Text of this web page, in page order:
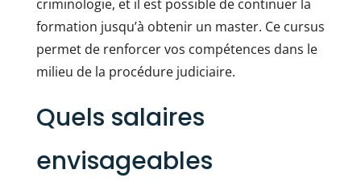
criminologie, et il est possible de continuer la
formation jusqu’à obtenir un master. Ce cursus
permet de renforcer vos compétences dans le
milieu de la procédure judiciaire.
Quels salaires
envisageables